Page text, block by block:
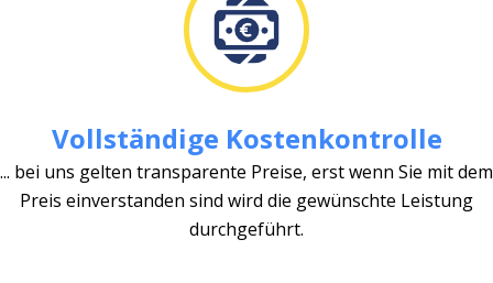
Vollständige Kostenkontrolle
... bei uns gelten transparente Preise, erst wenn Sie mit dem
Preis einverstanden sind wird die gewünschte Leistung
durchgeführt.